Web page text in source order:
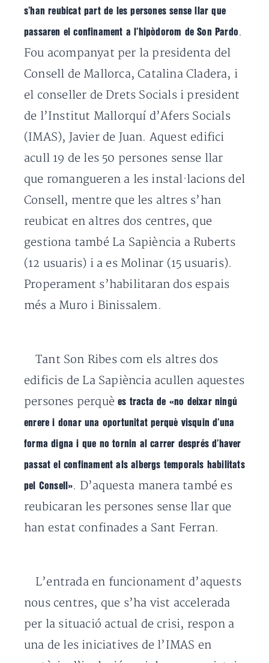
s’han reubicat part de les persones sense llar que
passaren el confinament a l’hipòdorom de Son Pardo .
Fou acompanyat per la presidenta del
Consell de Mallorca, Catalina Cladera, i
el conseller de Drets Socials i president
de l’Institut Mallorquí d’Afers Socials
(IMAS), Javier de Juan. Aquest edifici
acull 19 de les 50 persones sense llar
que romangueren a les instal·lacions del
Consell, mentre que les altres s’han
reubicat en altres dos centres, que
gestiona també La Sapiència a Ruberts
(12 usuaris) i a es Molinar (15 usuaris).
Properament s’habilitaran dos espais
més a Muro i Binissalem.
Tant Son Ribes com els altres dos
edificis de La Sapiència acullen aquestes
persones perquèes tracta de «no deixar ningú
enrere i donar una oportunitat perquè visquin d’una
forma digna i que no tornin al carrer després d’haver
passat el confinament als albergs temporals habilitats
pel Consell». D’aquesta manera també es
reubicaran les persones sense llar que
han estat confinades a Sant Ferran.
L’entrada en funcionament d’aquests
nous centres, que s’ha vist accelerada
per la situació actual de crisi, respon a
una de les iniciatives de l’IMAS en